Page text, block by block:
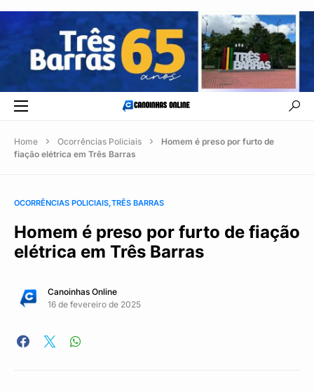
Home Ocorrências Policiais
Homem é preso por furto de
fiação elétrica em Três Barras
OCORRÊNCIAS POLICIAIS TRÊS BARRAS
Homem é preso por furto de fiação
elétrica em Três Barras
Canoinhas Online
16 de fevereiro de 2025